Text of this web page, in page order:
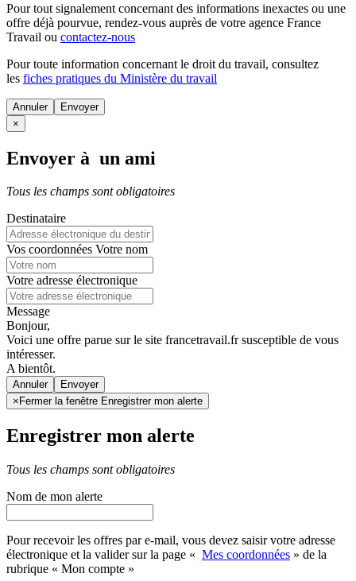
Pour tout signalement concernant des informations inexactes ou une
offre déjà pourvue, rendez-vous auprès de votre agence France
Travail ou contactez-nous
Pour toute information concernant le droit du travail, consultez
les fiches pratiques du Ministère du travail
Annuler
×
Envoyer à un ami
Tous les champs sont obligatoires
Destinataire
Vos coordonnées Votre nom
Votre adresse électronique
Message
Bonjour,
Voici une offre parue sur le site francetravail.fr susceptible de vous
intéresser.
A bientôt.
Annuler
× Fermer la fenêtre Enregistrer mon alerte
Enregistrer mon alerte
Tous les champs sont obligatoires
Nom de mon alerte
Pour recevoir les offres par e-mail, vous devez saisir votre adresse
électronique et la valider sur la page « Mes coordonnées » de la
rubrique « Mon compte »